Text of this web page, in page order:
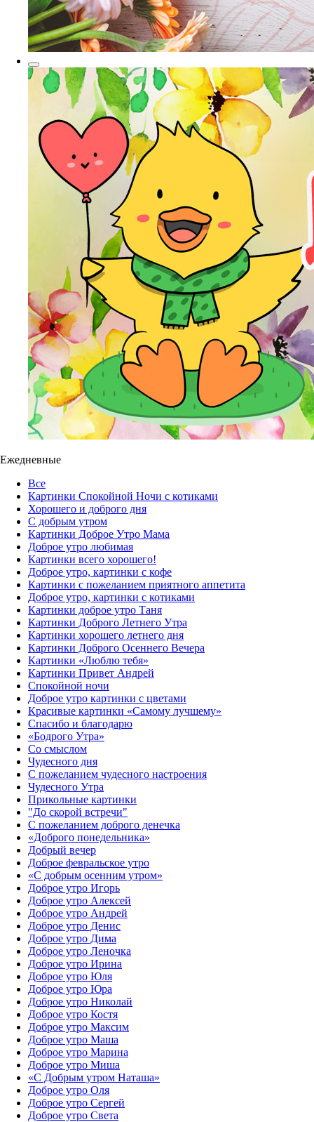
Ежедневные
Все
Картинки Спокойной Ночи с котиками
Хорошего и доброго дня
С добрым утром
Картинки Доброе Утро Мама
Доброе утро любимая
Картинки всего хорошего!
Доброе утро, картинки с кофе
Картинки с пожеланием приятного аппетита
Доброе утро, картинки с котиками
Картинки доброе утро Таня
Картинки Доброго Летнего Утра
Картинки хорошего летнего дня
Картинки Доброго Осеннего Вечера
Картинки «Люблю тебя»
Картинки Привет Андрей
Спокойной ночи
Доброе утро картинки с цветами
Красивые картинки «Самому лучшему»
Спасибо и благодарю
«‎Бодрого Утра»‎
Со смыслом
Чудесного дня
С пожеланием чудесного настроения
Чудесного Утра
Прикольные картинки
"До скорой встречи"
С пожеланием доброго денечка
«Доброго понедельника»‎
Добрый вечер
Доброе февральское утро
«С добрым осенним утром»‎
Доброе утро Игорь
Доброе утро Алексей
Доброе утро Андрей
Доброе утро Денис
Доброе утро Дима
Доброе утро Леночка
Доброе утро Ирина
Доброе утро Юля
Доброе утро Юра
Доброе утро Николай
Доброе утро Костя
Доброе утро Максим
Доброе утро Маша
Доброе утро Марина
Доброе утро Миша
«С Добрым утром Наташа»
Доброе утро Оля
Доброе утро Сергей
Доброе утро Света